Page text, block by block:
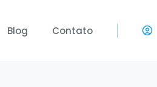
Blog Contato